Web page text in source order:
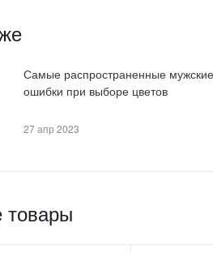
Самые распространенные мужские
ошибки при выборе цветов
27 апр 2023
товары